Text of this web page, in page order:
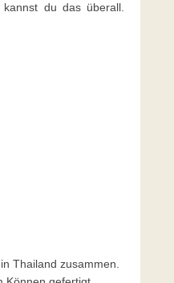
du das überall.
Thailand zusammen.